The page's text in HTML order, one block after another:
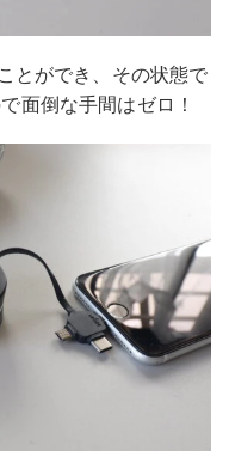
とができ、その状態で
面倒な手間はゼロ！